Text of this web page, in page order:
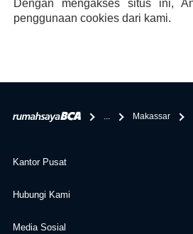
pengajuan KPR BCA juga sangat
tentang properti disini BCA
bertanggung jawab terhadap
Dengan mengakses situs ini,
penggunaan cookies dari kami.
... Makassar
Kantor Pusat
Hubungi Kami
Media Sosial